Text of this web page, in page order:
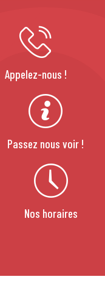
Appelez-nous !
Passez nous voir !
Nos horaires